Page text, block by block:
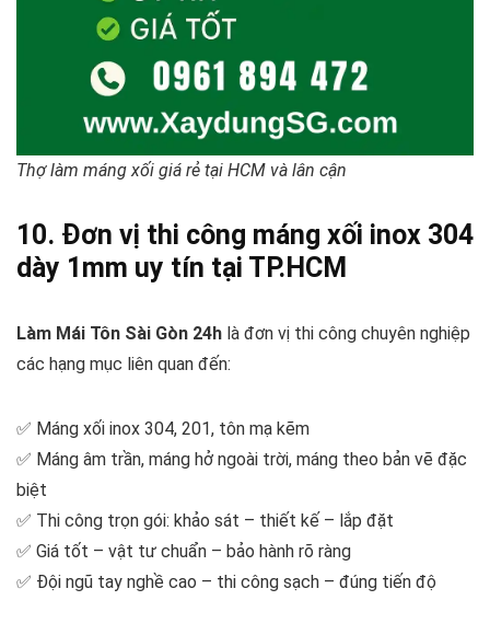
Thợ làm máng xối giá rẻ tại HCM và lân cận
10. Đơn vị thi công máng xối inox 304
dày 1mm uy tín tại TP.HCM
Làm Mái Tôn Sài Gòn 24h là đơn vị thi công chuyên nghiệp
các hạng mục liên quan đến:
✅ Máng xối inox 304, 201, tôn mạ kẽm
✅ Máng âm trần, máng hở ngoài trời, máng theo bản vẽ đặc
biệt
✅ Thi công trọn gói: khảo sát – thiết kế – lắp đặt
✅ Giá tốt – vật tư chuẩn – bảo hành rõ ràng
✅ Đội ngũ tay nghề cao – thi công sạch – đúng tiến độ